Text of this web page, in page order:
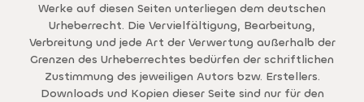
Werke auf diesen Seiten unterliegen dem deutschen
Urheberrecht. Die Vervielfältigung, Bearbeitung,
Verbreitung und jede Art der Verwertung außerhalb der
Grenzen des Urheberrechtes bedürfen der schriftlichen
Zustimmung des jeweiligen Autors bzw. Erstellers.
Downloads und Kopien dieser Seite sind nur für den